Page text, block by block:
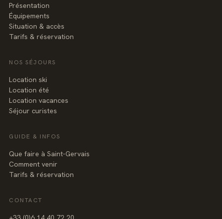
Présentation
Équipements
Situation & accès
Tarifs & réservation
NOS SÉJOURS
Location ski
Location été
Location vacances
Séjour curistes
GUIDE & INFOS
Que faire à Saint-Gervais
Comment venir
Tarifs & réservation
CONTACT